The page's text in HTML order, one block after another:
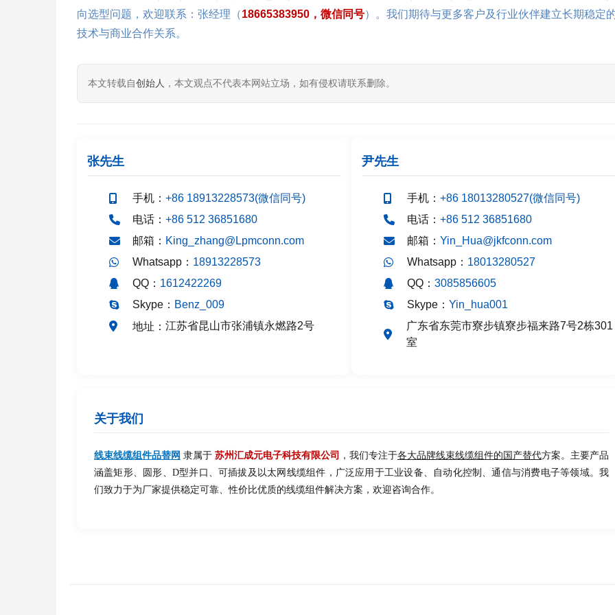
向选型问题，欢迎联系：张经理（18665383950，微信同号）。我们期待与更多客户及行业伙伴建立长期稳定
技术与商业合作关系。
本文转载自创始人 ，本文观点不代表本网站立场，如有侵权请联系删除。
张先生
手机： +86 18913228573(微信同号)
电话： +86 512 36851680
邮箱： King_zhang@Lpmconn.com
Whatsapp： 18913228573
QQ： 1612422269
Skype： Benz_009
地址： 江苏省昆山市张浦镇永燃路2号
尹先生
手机： +86 18013280527(微信同号)
电话： +86 512 36851680
邮箱： Yin_Hua@jkfconn.com
Whatsapp： 18013280527
QQ： 3085856605
Skype： Yin_hua001
广东省东莞市寮步镇寮步福来路7号2栋301
室
关于我们
线束线缆组件品替网 隶属于 苏州汇成元电子科技有限公司 ，我们专注于各大品牌线束线缆组件的国产替代方案。主要产品
涵盖矩形、圆形、D型并口、可插拔及以太网线缆组件，广泛应用于工业设备、自动化控制、通信与消费电子等领域。我
们致力于为厂家提供稳定可靠、性价比优质的线缆组件解决方案，欢迎咨询合作。